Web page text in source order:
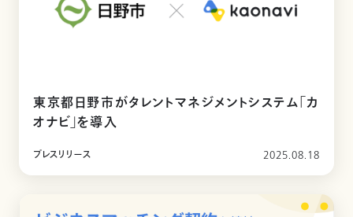
東京都日野市がタレントマネジメントシステム「カ
オナビ」を導入
プレスリリース 2025.08.18